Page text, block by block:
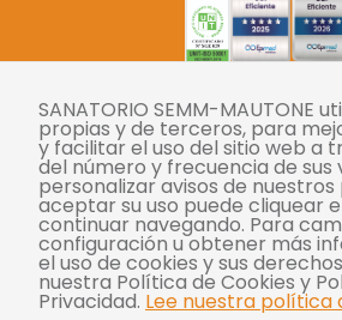
Instagram
Facebook
Twitter
Tasas
Derechos y deberes
Compliance
Términos y
SANATORIO SEMM-MAUTONE
propias y de terceros, para
y facilitar el uso del sitio web a
del número y frecuencia de sus
personalizar avisos de
aceptar su uso puede cliquear
continuar navegando. Para
configuración u obtener más
el uso de cookies y sus
nuestra Política de Cookies y
Privacidad. Lee nuestra política